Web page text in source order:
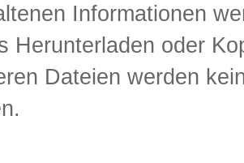
Informationen
Herunterladen oder
Dateien werden